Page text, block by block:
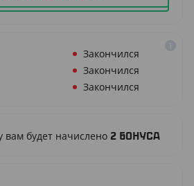
Закончился
Закончился
Закончился
вам будет начислено 2 бонуса